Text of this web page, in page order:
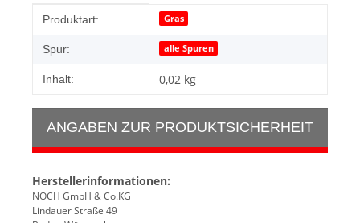
Produkteigenschaft
Wert
Produktart: Gras
Spur: alle Spuren
Inhalt: 0,02 kg
ANGABEN ZUR PRODUKTSICHERHEIT
Herstellerinformationen:
NOCH GmbH & Co.KG
Lindauer Straße 49